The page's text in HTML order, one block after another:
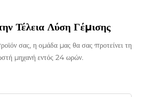
Τέλεια Λύση Γέμισης
σας, η ομάδα μας θα σας προτείνει τη
μηχανή εντός 24 ωρών.